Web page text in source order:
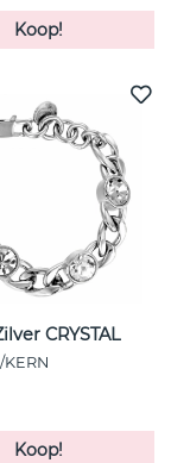
Koop!
CRYSTAL
KERN
Koop!